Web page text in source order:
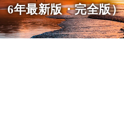
6年最新版・完全版）